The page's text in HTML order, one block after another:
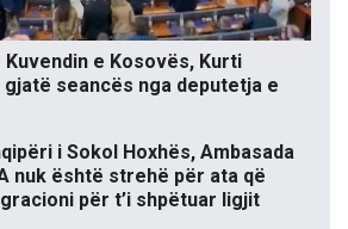
e Kosovës, Kurti
seancës nga deputetja e
i Sokol Hoxhës, Ambasada
nuk është strehë për ata që
për t’i shpëtuar ligjit